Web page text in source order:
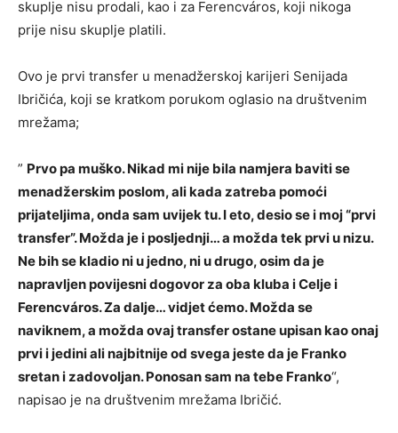
skuplje nisu prodali, kao i za Ferencváros, koji nikoga
prije nisu skuplje platili.
Ovo je prvi transfer u menadžerskoj karijeri Senijada
Ibričića, koji se kratkom porukom oglasio na društvenim
mrežama;
” Prvo pa muško. Nikad mi nije bila namjera baviti se
menadžerskim poslom, ali kada zatreba pomoći
prijateljima, onda sam uvijek tu. I eto, desio se i moj “prvi
transfer”. Možda je i posljednji… a možda tek prvi u nizu.
Ne bih se kladio ni u jedno, ni u drugo, osim da je
napravljen povijesni dogovor za oba kluba i Celje i
Ferencváros. Za dalje… vidjet ćemo. Možda se
naviknem, a možda ovaj transfer ostane upisan kao onaj
prvi i jedini ali najbitnije od svega jeste da je Franko
sretan i zadovoljan. Ponosan sam na tebe Franko“,
napisao je na društvenim mrežama Ibričić.